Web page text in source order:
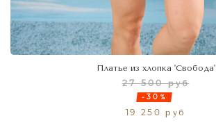
Платье из хлопка 'Свобода'
27 500 руб
-30%
19 250 руб